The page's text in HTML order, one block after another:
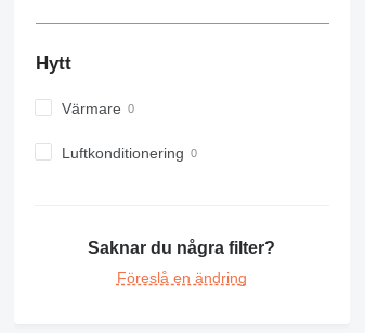
982
990
C-series
Hytt
Värmare
Luftkonditionering
Saknar du några filter?
Föreslå en ändring